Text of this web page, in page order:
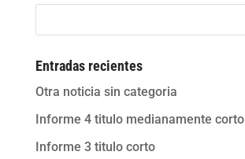
Entradas recientes
Otra noticia sin categoria
Informe 4 titulo medianamente corto
Informe 3 titulo corto